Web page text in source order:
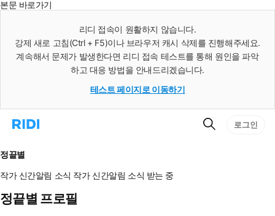
본문 바로가기
리디 접속이 원활하지 않습니다.
강제 새로 고침(Ctrl + F5)이나 브라우저 캐시 삭제를 진행해주세요.
계속해서 문제가 발생한다면 리디 접속 테스트를 통해 원인을 파악
하고 대응 방법을 안내드리겠습니다.
테스트 페이지로 이동하기
리
으
로
이
동
검
로그인
정끝별
작가 신간알림 소식 작가 신간알림 소식 받는 중
정끝별 프로필